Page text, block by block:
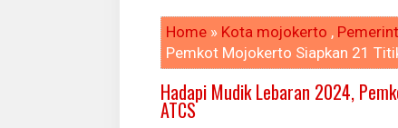
Home » Kota mojokerto ,
Pemkot Mojokerto Siapkan 21
Hadapi Mudik Lebaran 2024,
ATCS